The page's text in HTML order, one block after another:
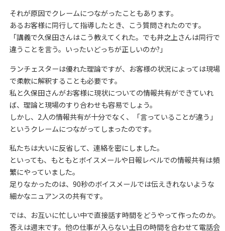
それが原因でクレームにつながったこともあります。
あるお客様に同行して指導したとき、こう質問されたのです。
「講義で久保田さんはこう教えてくれた。でも井之上さんは同行で
違うことを言う。いったいどっちが正しいのか?」
ランチェスターは優れた理論ですが、お客様の状況によっては現場
で柔軟に解釈することも必要です。
私と久保田さんがお客様に現状についての情報共有ができていれ
ば、理論と現場のすり合わせも容易でしょう。
しかし、2人の情報共有が十分でなく、「言っていることが違う」
というクレームにつながってしまったのです。
私たちは大いに反省して、連絡を密にしました。
といっても、もともとボイスメールや日報レベルでの情報共有は頻
繁にやっていました。
足りなかったのは、90秒のボイスメールでは伝えきれないような
細かなニュアンスの共有です。
では、お互いに忙しい中で直接話す時間をどうやって作ったのか。
答えは週末です。他の仕事が入らない土日の時間を合わせて電話会